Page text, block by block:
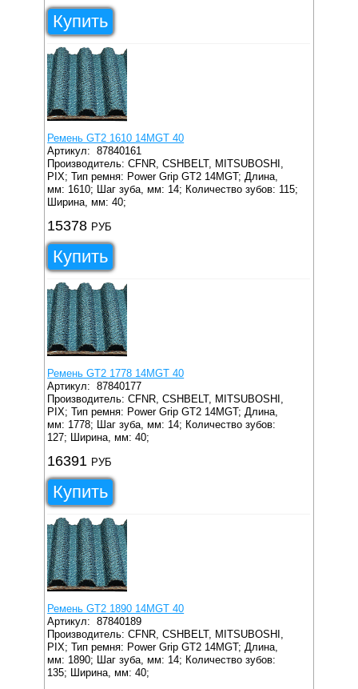
Купить
Ремень GT2 1610 14MGT 40
Артикул:87840161
Производитель: CFNR, CSHBELT, MITSUBOSHI,
PIX; Тип ремня: Power Grip GT2 14MGT; Длина,
мм: 1610; Шаг зуба, мм: 14; Количество зубов: 115;
Ширина, мм: 40;
15378 РУБ
Купить
Ремень GT2 1778 14MGT 40
Артикул:87840177
Производитель: CFNR, CSHBELT, MITSUBOSHI,
PIX; Тип ремня: Power Grip GT2 14MGT; Длина,
мм: 1778; Шаг зуба, мм: 14; Количество зубов:
127; Ширина, мм: 40;
16391 РУБ
Купить
Ремень GT2 1890 14MGT 40
Артикул:87840189
Производитель: CFNR, CSHBELT, MITSUBOSHI,
PIX; Тип ремня: Power Grip GT2 14MGT; Длина,
мм: 1890; Шаг зуба, мм: 14; Количество зубов:
135; Ширина, мм: 40;